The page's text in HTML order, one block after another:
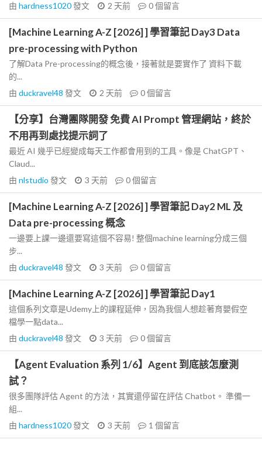
由 hardness1020發文 2 天前 0個留言
[Machine Learning A-Z [2026] ] 學習筆記 Day3 Data
pre-processing with Python
了解Data Pre-processing的概念後，接著就是要實作了 資料下載
的...
由 duckravel48 發文 2 天前 0個留言
【分享】台灣團隊開發 免費 AI Prompt 管理網站，終於
不用再到處找提示詞了
最近 AI 幾乎已經變成每天工作都會用到的工具。像是 ChatGPT、
Claud...
由 nlstudio 發文 3 天前 0個留言
[Machine Learning A-Z [2026] ] 學習筆記 Day2 ML 及
Data pre-processing 概念
一邊要上課一邊還要寫這個不容易! 整個machine learning分成三個
步...
由 duckravel48 發文 3 天前 0個留言
[Machine Learning A-Z [2026] ] 學習筆記 Day1
這個系列文章是Udemy上的課程延伸，因為我個人想趁著育嬰假空
檔學一點data...
由 duckravel48 發文 3 天前 0個留言
【Agent Evaluation 系列 1/6】Agent 到底該怎麼測
試？
很多團隊評估 Agent 的方法，其實還停留在評估 Chatbot。 準備一
組...
由 hardness1020發文 3 天前 1 個留言